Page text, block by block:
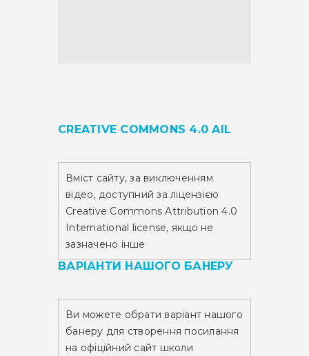
CREATIVE COMMONS 4.0 AIL
Вміст сайту,за виключенням
відео, доступний за ліцензією
Creative Commons Attribution 4.0
International license, якщо не
зазначено інше
ВАРІАНТИ НАШОГО БАНЕРУ
Ви можете обрати варіант нашого
банеру для створення посилання
на офіційний сайт школи